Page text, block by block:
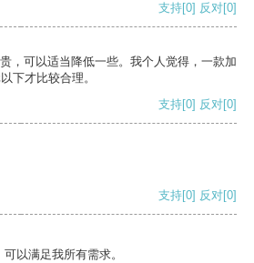
支持[0] 反对[0]
，可以适当降低一些。我个人觉得，一款加
下才比较合理。
支持[0] 反对[0]
支持[0] 反对[0]
以满足我所有需求。